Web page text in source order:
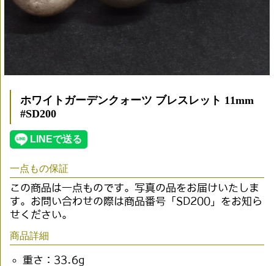
ホワイトガーデンクォーツ ブレスレット 11mm
#SD200
一点もの保証
この商品は一点ものです。写真の品をお届けいたしま
す。お問い合わせの際は商品番号「SD200」をお知ら
せください。
商品詳細
重さ：33.6g